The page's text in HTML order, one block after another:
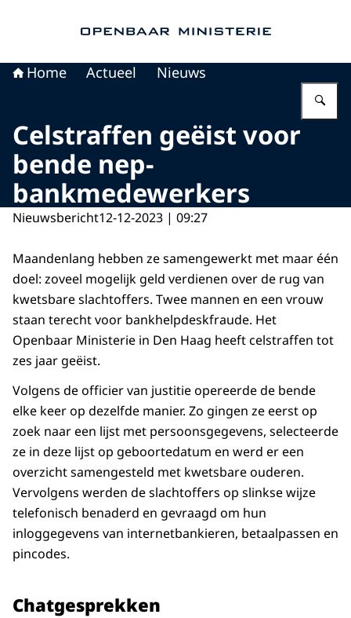
Home Actueel Nieuws
Celstraffen geëist voor
bende nep-
bankmedewerkers
Nieuwsbericht12-12-2023 | 09:27
Maandenlang hebben ze samengewerkt met maar één
doel: zoveel mogelijk geld verdienen over de rug van
kwetsbare slachtoffers. Twee mannen en een vrouw
staan terecht voor bankhelpdeskfraude. Het
Openbaar Ministerie in Den Haag heeft celstraffen tot
zes jaar geëist.
Volgens de officier van justitie opereerde de bende
elke keer op dezelfde manier. Zo gingen ze eerst op
zoek naar een lijst met persoonsgegevens, selecteerde
ze in deze lijst op geboortedatum en werd er een
overzicht samengesteld met kwetsbare ouderen.
Vervolgens werden de slachtoffers op slinkse wijze
telefonisch benaderd en gevraagd om hun
inloggegevens van internetbankieren, betaalpassen en
pincodes.
Chatgesprekken